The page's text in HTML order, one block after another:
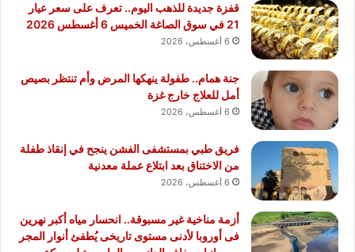
قفزة جديدة للذهب اليوم.. تعرف على سعر عيار
21 في سوق الصاغة الخميس 6 أغسطس 2026
6 أغسطس، 2026
جنة همام.. طفولة ينهكها المرض وأم تنتظر بصيص
أمل للعلاج خارج غزة
6 أغسطس، 2026
فريق طبي بمستشفى الفشن ينجح في إنقاذ طفلة
من الاختناق بعد ابتلاع عملة معدنية
6 أغسطس، 2026
أزمة مناخية غير مسبوقة.. انحسار مياه أكبر نهرين
فى أوروبا لأدنى مستوى تاريخى يُطفئ أنوار المجر